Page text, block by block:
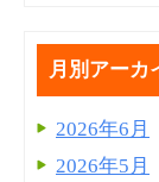
月別アーカ
2026年6月
2026年5月